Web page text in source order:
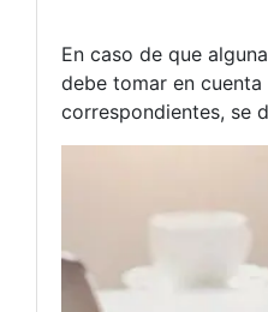
En caso de que
debe tomar en
correspondientes, se